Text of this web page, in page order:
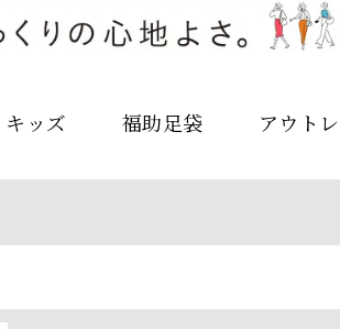
キッズ 福助足袋 アウト